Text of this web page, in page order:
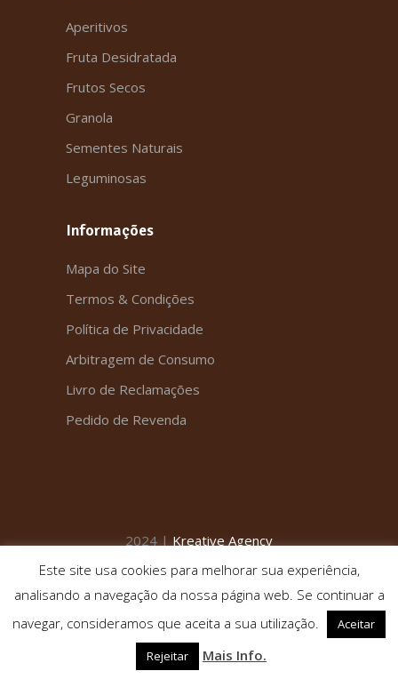
Aperitivos
Fruta Desidratada
Frutos Secos
Granola
Sementes Naturais
Leguminosas
Informações
Mapa do Site
Termos & Condições
Política de Privacidade
Arbitragem de Consumo
Livro de Reclamações
Pedido de Revenda
2024 |Kreative Agency
Este site usa cookies para melhorar sua experiência,
analisando a navegação da nossa página web. Se continuar a
navegar, consideramos que aceita a sua utilização.
Aceitar
Rejeitar
Mais Info.